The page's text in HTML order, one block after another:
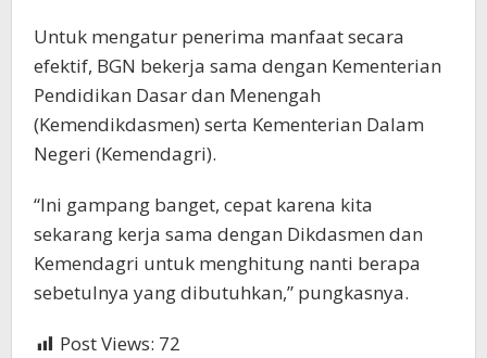
Untuk mengatur penerima manfaat secara
efektif, BGN bekerja sama dengan Kementerian
Pendidikan Dasar dan Menengah
(Kemendikdasmen) serta Kementerian Dalam
Negeri (Kemendagri).
“Ini gampang banget, cepat karena kita
sekarang kerja sama dengan Dikdasmen dan
Kemendagri untuk menghitung nanti berapa
sebetulnya yang dibutuhkan,” pungkasnya.
Post Views: 72